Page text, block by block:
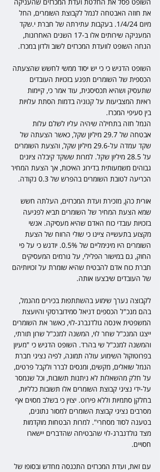
השופט פסל את החלטת ועדת המכרזים שהעניקה
את חוזה האבטחה לנמל לקבוצת השומרים, החל
מיום 1/4/24. בעקבות עתירתה של חברת י.שקד
המעניקה שירותים אלו ב-17 השנים האחרונות,
הנחה השופט לוועדת המכרזים לשוב ולדון במכרז.
השופט הדגיש כי כי יש יסוד ממשי לחשש שהצעתה
הכספית של השומרים תפגע בזכויות העובדים
שתעסיק ושהיא תכסיסנית, עוד אמר כי, קיימות
ראיות המצביעות על קנוניה בדמות הסתת עלויות
בין סעיפי המכרז.
הנמל חזה בתחילה שיהיה עליו לשלם עלות
אבטחה של 29.7 מיליון שקל, כאשר הצעתה של
שקד עמדה על-29.6 מיליון שקל, והצעת השומרים
על 28.5 מיליון שקל. למרות ששקד קיבלה ציונים
גבוהים משמעותית בדירוג האיכות, אך הצעת המחיר
הכריעה לטובת השומרים בהפרש של 0.3 נקודה.
אורית כהן, מזכירת ועדת המכרזים, העלתה חשש
שמא הצעת המחיר של השומרים תביא לפגיעה
בזכויות עובדי כוח האדם שהיא מעסיקה. אנשי
מקצוע בתעשייה ציינו כי שולי הרווח של הצעת
השומרים היו מינימליים של 0.5%. יודגש כי על פי
החוק, גם במישור הפלילי, על גורמים המעסיקים
חברת כוח אדם להבטיח שהיא שומרת על זכויותיהם
של העובדים שיבצעו אותה.
לקבוצה נערך שימוע בהשתתפות בכירים מהנמל,
בהם מנכ"ל הכספים דניאל סמידוברסקי והיועצת
המשפטית אינסה גולדנברג-לוי, כאשר את השומרים
ייצגו המנכ"ל שחר לוי, המשנה למנכ"ל שרון תורתי,
והמשנה למנכ"ל שי בהרד. השופט הדגיש כי "מעיון
בפרוטוקול השימוע עולה תמונה, לפיה נציגי חברת
הנמל שואלים, מקשים, ומנסים לברר ולקבל פרטים,
על חלק מהשאלות לא ניתנות תשובות, וכל שנמסר
על-ידי נציגי קבוצת השומרים אלו תשובות כלליות,
בחלקן סתמיות וללא פירוט. יצוין כי בשלב מסוים אף
מסרבים נציגי קבוצת השומרים למסור נתונים,
בטענה לסוד מסחרי". למרות הבטחות מוקדמות
מצד גולדנברג-לוי שהבטיחה שהדברים יישארו
חסויים.
עם זאת, ועדת המכרזים התכנסה מחדש ובסופו של